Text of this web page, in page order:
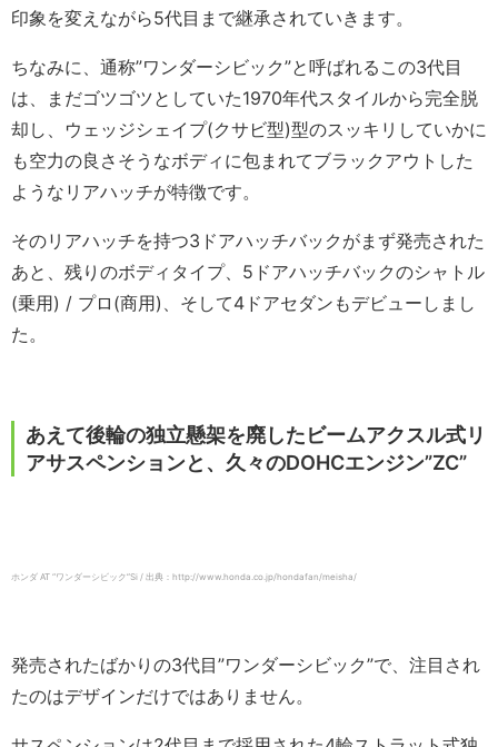
印象を変えながら5代目まで継承されていきます。
ちなみに、通称”ワンダーシビック”と呼ばれるこの3代目
は、まだゴツゴツとしていた1970年代スタイルから完全脱
却し、ウェッジシェイプ(クサビ型)型のスッキリしていかに
も空力の良さそうなボディに包まれてブラックアウトした
ようなリアハッチが特徴です。
そのリアハッチを持つ3ドアハッチバックがまず発売された
あと、残りのボディタイプ、5ドアハッチバックのシャトル
(乗用) / プロ(商用)、そして4ドアセダンもデビューしまし
た。
あえて後輪の独立懸架を廃したビームアクスル式リ
アサスペンションと、久々のDOHCエンジン”ZC”
ホンダ AT “ワンダーシビック”Si / 出典：http://www.honda.co.jp/hondafan/meisha/
発売されたばかりの3代目”ワンダーシビック”で、注目され
たのはデザインだけではありません。